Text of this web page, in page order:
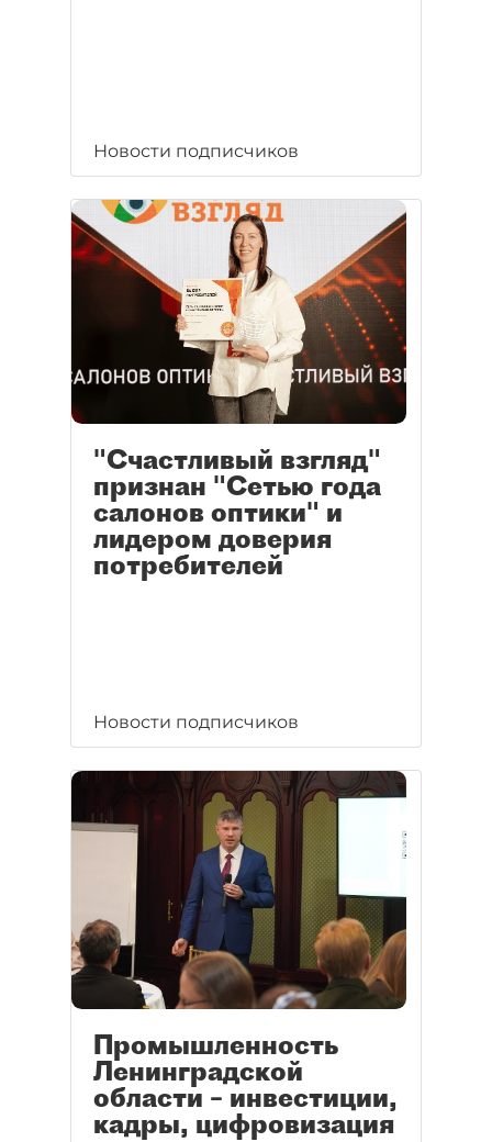
Новости подписчиков
"Счастливый взгляд"
признан "Сетью года
салонов оптики" и
лидером доверия
потребителей
Новости подписчиков
Промышленность
Ленинградской
области – инвестиции,
кадры, цифровизация